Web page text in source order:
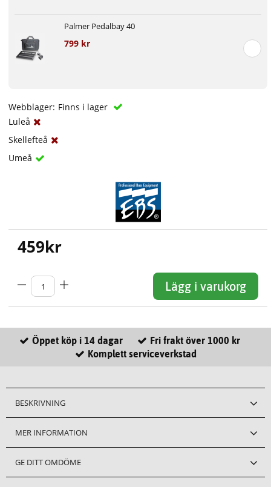
Palmer Pedalbay 40
799 kr
Webblager: Finns i lager
Luleå
Skellefteå
Umeå
459kr
Lägg i varukorg
Öppet köp i 14 dagar
Fri frakt över 1000 kr
Komplett serviceverkstad
BESKRIVNING
MER INFORMATION
GE DITT OMDÖME